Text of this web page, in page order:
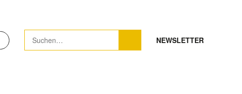
NEWSLETTER